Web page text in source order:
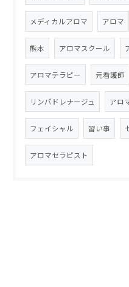
メディカルアロマ アロマ
熊本 アロマスクール
アロマテラピー 元看護師
リンパドレナージュ アロ
フェイシャル 習い事
アロマセラピスト